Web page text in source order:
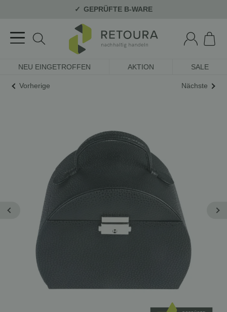
GEPRÜFTE B-WARE
NEU EINGETROFFEN AKTION SALE
Vorherige Nächste